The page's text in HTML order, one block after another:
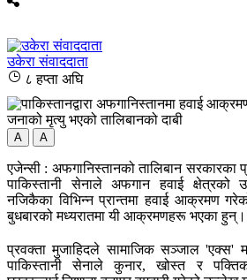
उकेरा संवाददाता
८ हप्ता अघि
A A
एजेन्सी : अफगानिस्तानको तालिबान सरकारका
पाकिस्तानी सेनाले अफगान हवाई क्षेत्रको
नजिकैका विभिन्न प्रान्तमा हवाई आक्रमण
बुधबारको मध्यरातमा यी आक्रमणहरू भएका हुन्।
प्रवक्ता मुजाहिदले सामाजिक सञ्जाल 'एक्स'
पाकिस्तानी सेनाले कुनार, खोस्त र